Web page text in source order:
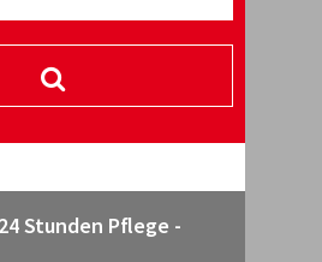
Stunden Pflege -